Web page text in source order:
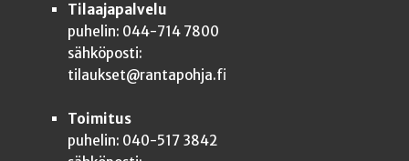
Tilaajapalvelu
puhelin: 044-714 7800
sähköposti:
tilaukset@rantapohja.fi
Toimitus
puhelin: 040-517 3842